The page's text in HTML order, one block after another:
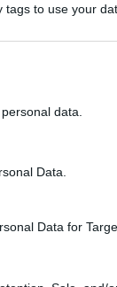
to use your
data.
Data.
Data for